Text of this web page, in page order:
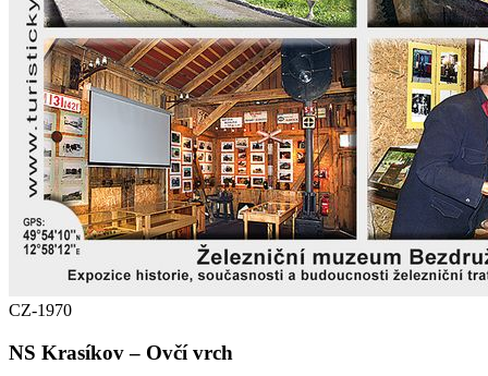
CZ-1970
NS Krasíkov – Ovčí vrch